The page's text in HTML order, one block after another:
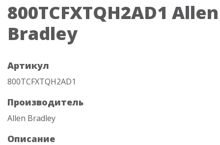
800TCFXTQH2AD1 Allen
Bradley
Артикул
800TCFXTQH2AD1
Производитель
Allen Bradley
Описание